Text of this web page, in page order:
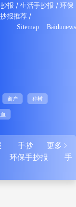
报 / 生活手抄报 / 环保
报推荐 /
Sitemap Baidunews
窗户 种树
更多 
手抄
环保手抄报
手